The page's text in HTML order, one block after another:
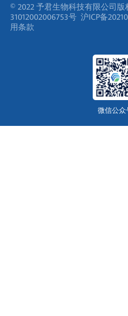
© 2022 予君生物科技有限公司版
31012002006753号 沪ICP备
用条款
微信公众